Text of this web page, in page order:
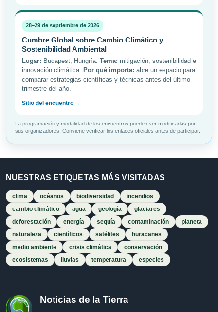
28–29 de septiembre de 2026
Cumbre Global sobre Cambio Climático y
Sostenibilidad Ambiental
Lugar: Budapest, Hungría. Tema: mitigación, sostenibilidad e
innovación climática. Por qué importa: abre un espacio para
comparar estrategias científicas y técnicas antes del último
trimestre del año.
Sitio del encuentro →
La programación y modalidad de los encuentros pueden ser modificadas por
sus organizadores. Conviene verificar los enlaces oficiales antes de participar.
NUESTRAS ETIQUETAS MÁS VISITADAS
clima océanos biodiversidad
incendios
cambio climático
agua geología
glaciares
deforestación
energía sequía contaminación
planeta
naturaleza
científicos satélites
huracanes
medio ambiente
crisis climática
conservación
ecosistemas
lluvias temperatura especies
Noticias de la Tierra